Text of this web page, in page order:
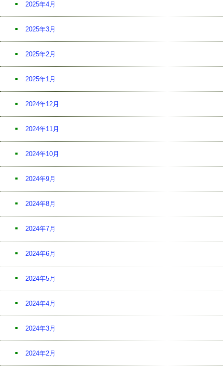
2025年4月
2025年3月
2025年2月
2025年1月
2024年12月
2024年11月
2024年10月
2024年9月
2024年8月
2024年7月
2024年6月
2024年5月
2024年4月
2024年3月
2024年2月